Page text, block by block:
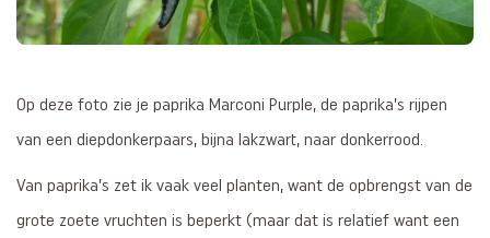
Op deze foto zie je paprika Marconi Purple, de paprika’s rijpen
van een diepdonkerpaars, bijna lakzwart, naar donkerrood.
Van paprika’s zet ik vaak veel planten, want de opbrengst van de
grote zoete vruchten is beperkt (maar dat is relatief want een